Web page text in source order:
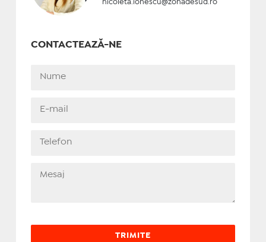
nicoleta.ionescu@zonadesud.ro
CONTACTEAZĂ-NE